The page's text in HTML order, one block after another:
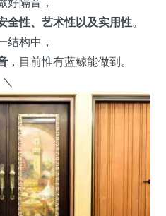
全性、艺术性以及实用性。
结构中，
，目前惟有蓝鲸能做到。
＼